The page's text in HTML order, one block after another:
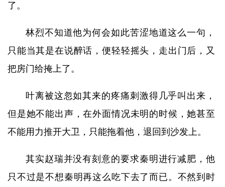
了。
林烈不知道他为何会如此苦涩地道这么一句，
只能当其是在说醉话，便轻轻摇头，走出门后，又
把房门给掩上了。
叶离被这忽如其来的疼痛刺激得几乎叫出来，
但是她不能出声，在外面情况未明的时候，她甚至
不能用力推开大卫，只能拖着他，退回到沙发上。
其实赵瑞并没有刻意的要求秦明进行减肥，他
只不过是不想秦明再这么吃下去了而已。不然到时